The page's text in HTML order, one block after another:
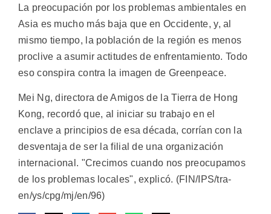
La preocupación por los problemas ambientales en
Asia es mucho más baja que en Occidente, y, al
mismo tiempo, la población de la región es menos
proclive a asumir actitudes de enfrentamiento. Todo
eso conspira contra la imagen de Greenpeace.
Mei Ng, directora de Amigos de la Tierra de Hong
Kong, recordó que, al iniciar su trabajo en el
enclave a principios de esa década, corrían con la
desventaja de ser la filial de una organización
internacional. "Crecimos cuando nos preocupamos
de los problemas locales", explicó. (FIN/IPS/tra-
en/ys/cpg/mj/en/96)